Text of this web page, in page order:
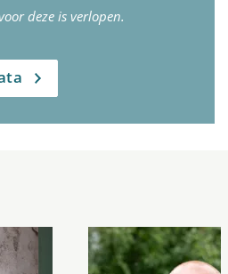
deze is verlopen.